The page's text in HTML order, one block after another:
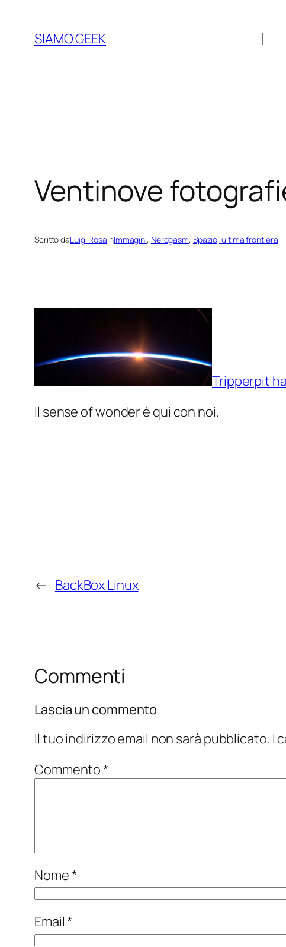
contenuto
SIAMO GEEK
Ventinove
Scritto daLuigi RosainImmagini, Nerdgasm, Spazio, ultima frontiera
Tripperpit
Il sense of wonder è qui con noi.
← BackBox Linux
Commenti
Lascia un commento
Il tuo indirizzo email non sarà pubblicato. I
Commento*
Nome*
Email*